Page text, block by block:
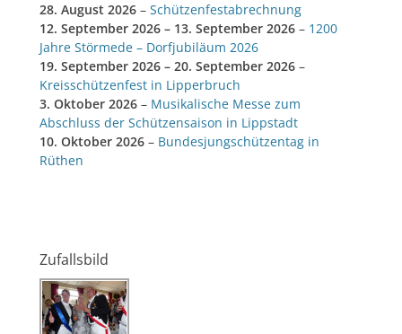
28. August 2026 – Schützenfestabrechnung
12. September 2026 – 13. September 2026 – 1200
Jahre Störmede – Dorfjubiläum 2026
19. September 2026 – 20. September 2026 –
Kreisschützenfest in Lipperbruch
3. Oktober 2026 – Musikalische Messe zum
Abschluss der Schützensaison in Lippstadt
10. Oktober 2026 – Bundesjungschützentag in
Rüthen
Zufallsbild